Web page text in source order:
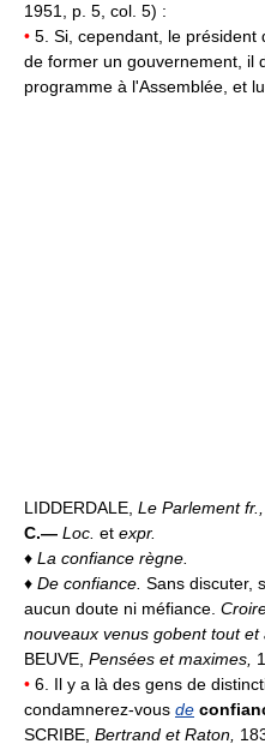
1951, p. 5, col. 5) :
• 5. Si, cependant, le président
de former un gouvernement, il
programme à l'Assemblée, et
LIDDERDALE, Le Parlement fr.,
C.— Loc. et expr.
♦ La confiance règne.
♦ De confiance. Sans discuter,
aucun doute ni méfiance.
nouveaux venus gobent tout
BEUVE, Pensées et maximes,
• 6. Il y a là des gens de
condamnerez-vous de
SCRIBE, Bertrand et Raton,